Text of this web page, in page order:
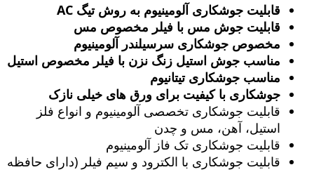
قابلیت جوشکاری آلومینیوم به روش تیگ AC
قابلیت جوش مس با فیلر مخصوص مس
مخصوص جوشکاری سرسیلندر آلومینیوم
مناسب جوش استیل زنگ‌ نزن با فیلر مخصوص استیل
مناسب جوشکاری تیتانیوم
جوشکاری با کیفیت برای ورق های خیلی نازک
قابلیت جوشکاری تخصصی آلومینیوم و انواع فلز
استیل، آهن، مس و چدن
قابلیت جوشکاری تک فاز آلومینیوم
قابلیت جوشکاری با الکترود و سیم فیلر (دارای حافظه